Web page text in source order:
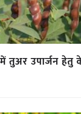
उपार्जन हेतु